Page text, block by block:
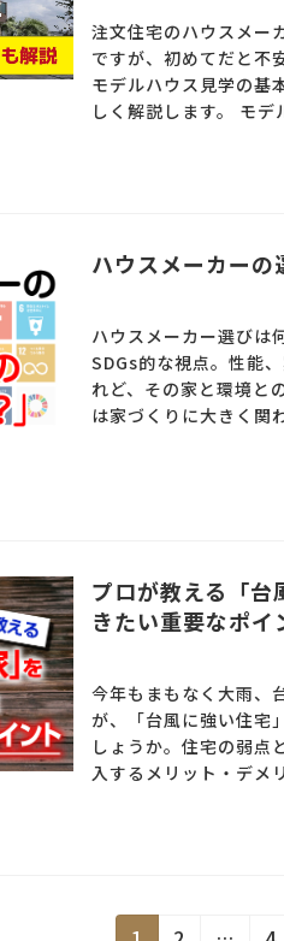
注文住宅のハウスメー
ですが、初めてだと不
モデルハウス見学の基
しく解説します。 モ
ハウスメーカーの
ハウスメーカー選びは
SDGs的な視点。性能
れど、その家と環境と
は家づくりに大きく
プロが教える「台
きたい重要なポイ
今年もまもなく大雨、
が、「台風に強い住宅
しょうか。住宅の弱点
入するメリット・デ